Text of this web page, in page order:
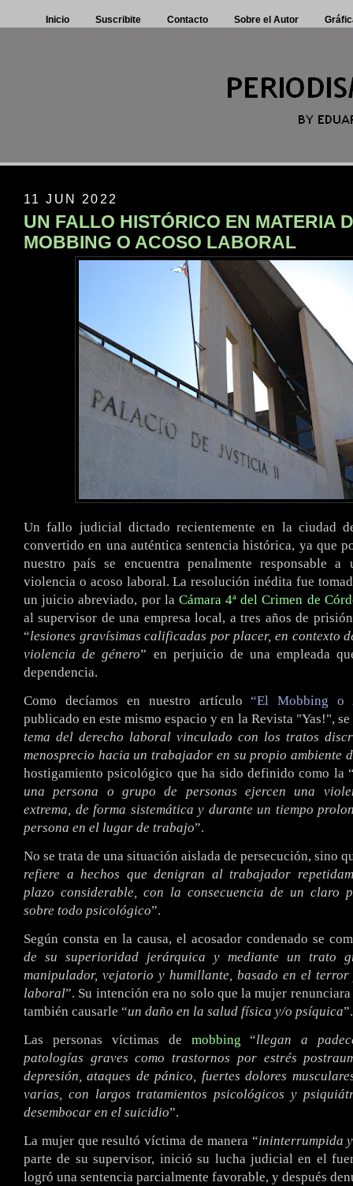
Inicio Suscribite Contacto Sobre el Autor
11 JUN 2022
UN FALLO HISTÓRICO EN MATERIA
MOBBING O ACOSO LABORAL
Un fallo judicial dictado recientemente en la ciudad
convertido en una auténtica sentencia histórica, ya que
nuestro país se encuentra penalmente responsable a
violencia o acoso laboral. La resolución inédita fue
un juicio abreviado, por la Cámara 4ª del Crimen de
al supervisor de una empresa local, a tres años de
“lesiones gravísimas calificadas por placer, en contexto
violencia de género” en perjuicio de una empleada
dependencia.
Como decíamos en nuestro artículo“El Mobbing o
publicado en este mismo espacio y en la Revista "Yas!", se
tema del derecho laboral vinculado con los tratos
menosprecio hacia un trabajador en su propio ambiente
hostigamiento psicológico que ha sido definido como la
una persona o grupo de personas ejercen una
extrema, de forma sistemática y durante un tiempo
persona en el lugar de trabajo”.
No se trata de una situación aislada de persecución, sino
refiere a hechos que denigran al trabajador
plazo considerable, con la consecuencia de un claro
sobre todo psicológico”.
Según consta en la causa, el acosador condenado se
de su superioridad jerárquica y mediante un trato
manipulador, vejatorio y humillante, basado en el
laboral”. Su intención era no solo que la mujer
también causarle “un daño en la salud física y/o psíquica”.
Las personas víctimas de mobbing“llegan a
patologías graves como trastornos por estrés
depresión, ataques de pánico, fuertes dolores
varias, con largos tratamientos psicológicos y
desembocar en el suicidio”.
La mujer que resultó víctima de manera “ininterrumpida
parte de su supervisor, inició su lucha judicial en el
logró una sentencia parcialmente favorable, y después